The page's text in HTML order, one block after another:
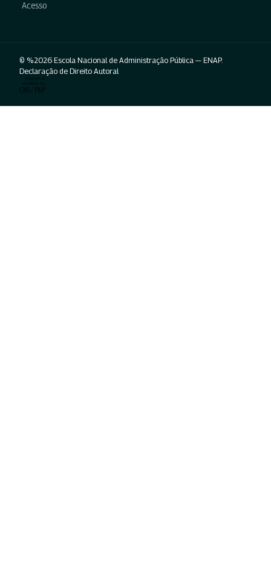
Acesso
© %2026 Escola Nacional de Administração Pública — ENAP.
Declaração de Direito Autoral